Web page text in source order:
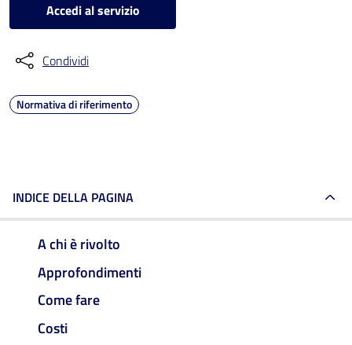
Accedi al servizio
Condividi
Normativa di riferimento
INDICE DELLA PAGINA
A chi è rivolto
Approfondimenti
Come fare
Costi